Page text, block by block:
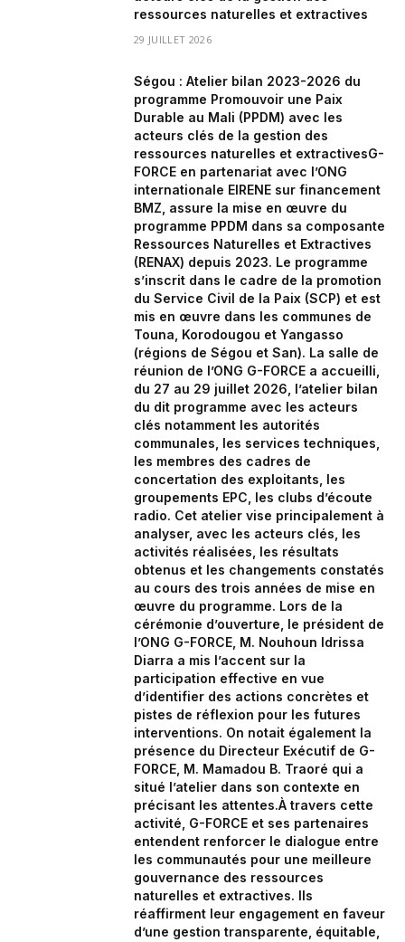
ressources naturelles et extractives
29 JUILLET 2026
Ségou : Atelier bilan 2023-2026 du
programme Promouvoir une Paix
Durable au Mali (PPDM) avec les
acteurs clés de la gestion des
ressources naturelles et extractivesG-
FORCE en partenariat avec l’ONG
internationale EIRENE sur financement
BMZ, assure la mise en œuvre du
programme PPDM dans sa composante
Ressources Naturelles et Extractives
(RENAX) depuis 2023. Le programme
s’inscrit dans le cadre de la promotion
du Service Civil de la Paix (SCP) et est
mis en œuvre dans les communes de
Touna, Korodougou et Yangasso
(régions de Ségou et San). La salle de
réunion de l’ONG G-FORCE a accueilli,
du 27 au 29 juillet 2026, l’atelier bilan
du dit programme avec les acteurs
clés notamment les autorités
communales, les services techniques,
les membres des cadres de
concertation des exploitants, les
groupements EPC, les clubs d’écoute
radio. Cet atelier vise principalement à
analyser, avec les acteurs clés, les
activités réalisées, les résultats
obtenus et les changements constatés
au cours des trois années de mise en
œuvre du programme. Lors de la
cérémonie d’ouverture, le président de
l’ONG G-FORCE, M. Nouhoun Idrissa
Diarra a mis l’accent sur la
participation effective en vue
d’identifier des actions concrètes et
pistes de réflexion pour les futures
interventions. On notait également la
présence du Directeur Exécutif de G-
FORCE, M. Mamadou B. Traoré qui a
situé l’atelier dans son contexte en
précisant les attentes.À travers cette
activité, G-FORCE et ses partenaires
entendent renforcer le dialogue entre
les communautés pour une meilleure
gouvernance des ressources
naturelles et extractives. Ils
réaffirment leur engagement en faveur
d’une gestion transparente, équitable,